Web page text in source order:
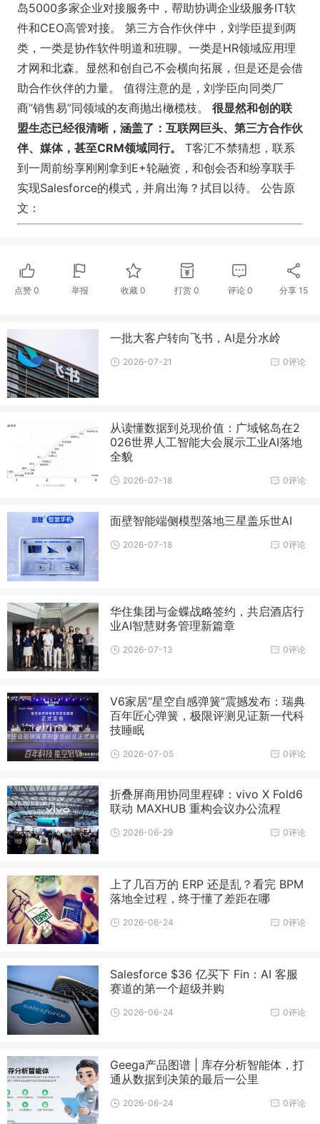
岛5000多家企业对接服务中，帮助协调企业级服务IT软
件和CEO高管对接。 第三方合作伙伴中，刘学臣提到两
类，一类是协作软件明道和班聊。一类是HR领域应用理
才网和北森。显然和创自己不会横向拓展，但是还是会借
助合作伙伴的力量。 值得注意的是，刘学臣向同类厂
商“销售易”同领域的友商抛出橄榄枝。 很显然和创的联
盟生态已经很清晰，涵盖了：互联网巨头、第三方合作伙
伴、媒体，甚至CRM领域同行。
T客汇不禁猜想，联系
到一周前纷享刚刚拿到E+轮融资，和创会否和纷享联手
实现Salesforce的模式，并肩出海？拭目以待。 公告原
文：
点赞 0 举报 收藏0 打赏 0 评论 0 分享 15
一批大客户转向飞书，AI是分水岭
0评论
2026-07-21
从读懂数据到兑现价值：广域铭岛在2
026世界人工智能大会展示工业AI落地
全貌
0评论
2026-07-18
面壁智能端侧模型落地三星盖乐世AI
0评论
2026-07-18
华住集团与金蝶战略签约，共启酒店行
业AI智慧财务管理新篇章
0评论
2026-07-13
V6家居“星空自感弹簧”震撼发布：瑞典
百年匠心弹簧，极限评测见证新一代科
技睡眠
0评论
2026-07-05
折叠屏商用协同里程碑：vivo X Fold6
联动 MAXHUB 重构会议办公流程
0评论
2026-06-29
上了几百万的 ERP 还是乱？看完 BPM
落地全过程，终于懂了差距在哪
0评论
2026-06-24
Salesforce $36 亿买下 Fin：AI 客服
赛道的第一个超级并购
0评论
2026-06-24
Geega产品图谱 | 库存分析智能体，打
通从数据到决策的最后一公里
0评论
2026-06-24